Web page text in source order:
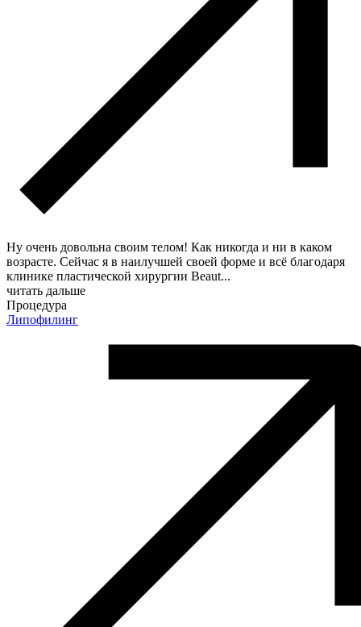
Ну очень довольна своим телом! Как никогда и ни в каком
возрасте. Сейчас я в наилучшей своей форме и всё благодаря
клинике пластической хирургии Beaut...
читать дальше
Процедура
Липофилинг